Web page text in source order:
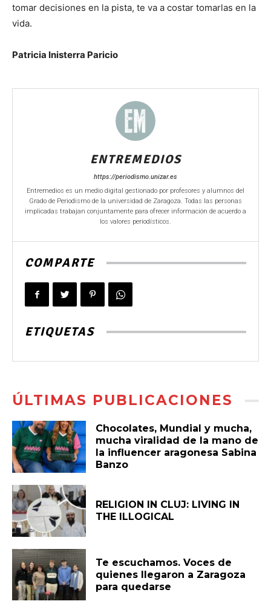
tomar decisiones en la pista, te va a costar tomarlas en la
vida.
Patricia Inisterra Paricio
ENTREMEDIOS
https://periodismo.unizar.es
Entremedios es un medio digital gestionado por profesores y alumnos del
Grado de Periodismo de la universidad de Zaragoza. Todas las personas
implicadas trabajan conjuntamente para ofrecer información de acuerdo a
los valores periodísticos.
COMPARTE
ETIQUETAS
ÚLTIMAS PUBLICACIONES
Chocolates, Mundial y mucha,
mucha viralidad de la mano de
la influencer aragonesa Sabina
Banzo
RELIGION IN CLUJ: LIVING IN
THE ILLOGICAL
Te escuchamos. Voces de
quienes llegaron a Zaragoza
para quedarse